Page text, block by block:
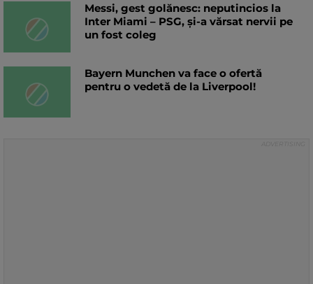
Messi, gest golănesc: neputincios la
Inter Miami – PSG, și-a vărsat nervii pe
un fost coleg
Bayern Munchen va face o ofertă
pentru o vedetă de la Liverpool!